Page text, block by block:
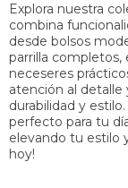
Explora nuestra
combina
desde bolsos
parrilla
neceseres
atención al detalle
durabilidad y
perfecto para tu
elevando tu estilo
hoy!